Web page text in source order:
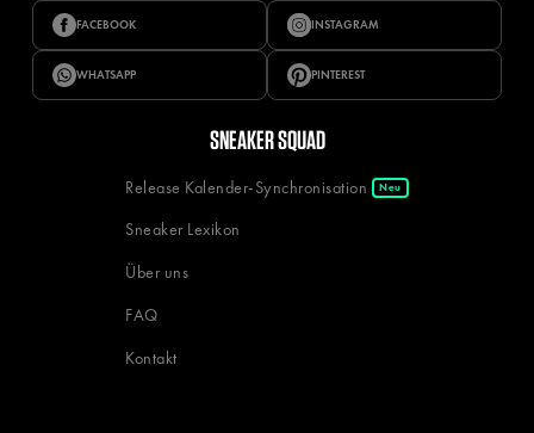
FACEBOOK INSTAGRAM
WHATSAPP PINTEREST
SNEAKER SQUAD
Release Kalender-Synchronisation Neu
Sneaker Lexikon
Über uns
FAQ
Kontakt